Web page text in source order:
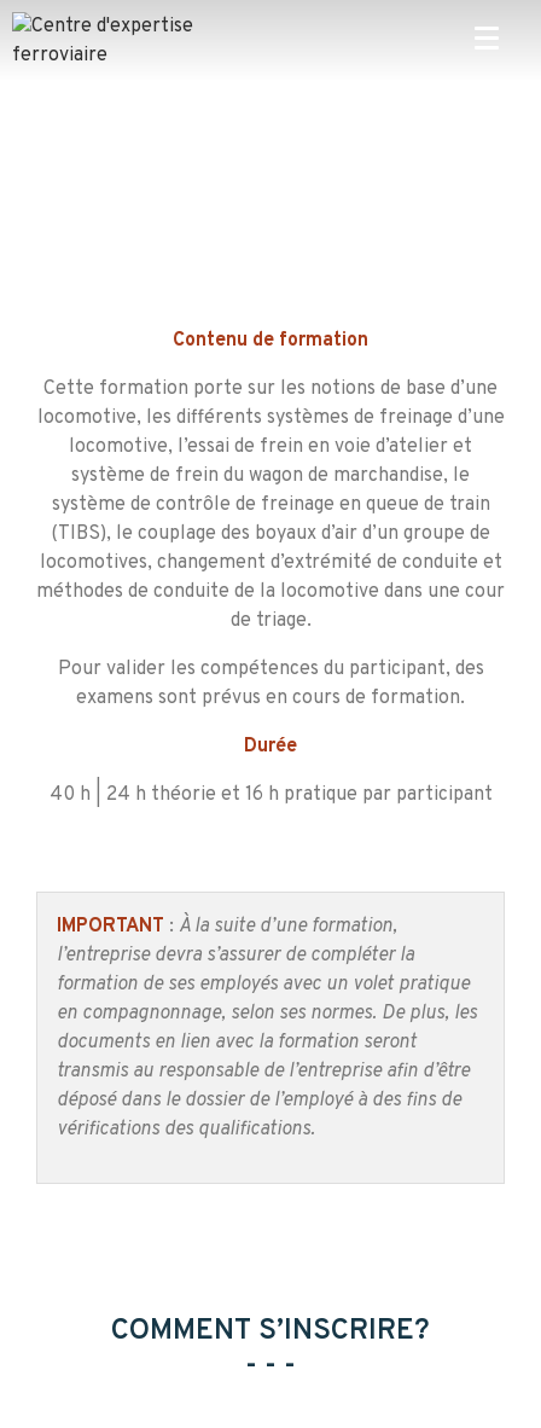
Contenu de formation
Cette formation porte sur les notions de base d’une
locomotive, les différents systèmes de freinage d’une
locomotive, l’essai de frein en voie d’atelier et
système de frein du wagon de marchandise, le
système de contrôle de freinage en queue de train
(TIBS), le couplage des boyaux d’air d’un groupe de
locomotives, changement d’extrémité de conduite et
méthodes de conduite de la locomotive dans une cour
de triage.
Pour valider les compétences du participant, des
examens sont prévus en cours de formation.
Durée
40 h | 24 h théorie et 16 h pratique par participant
IMPORTANT : À la suite d’une formation,
l’entreprise devra s’assurer de compléter la
formation de ses employés avec un volet pratique
en compagnonnage, selon ses normes. De plus, les
documents en lien avec la formation seront
transmis au responsable de l’entreprise afin d’être
déposé dans le dossier de l’employé à des fins de
vérifications des qualifications.
COMMENT S’INSCRIRE?
- - -